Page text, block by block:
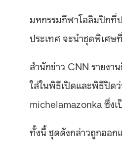
มหกรรมกีฬาโอลิมปิกที่
ประเทศ จะนำชุดพิเศ
สำนักข่าว CNN รายงา
ใส่ในพิธีเปิดและพิธีปิด
michelamazonka ซึ่งเ
ทั้งนี้ ชุดดังกล่าวถูกออก